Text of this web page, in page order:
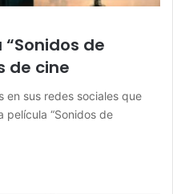
de
de cine
en sus redes sociales que
película “Sonidos de